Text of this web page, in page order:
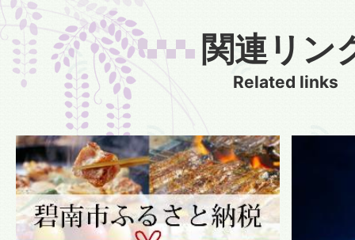
関連リン
Related links